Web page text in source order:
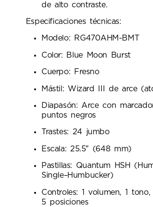
de alto contraste.
Especificaciones técnicas:
Modelo: RG470AHM-BMT
Color: Blue Moon Burst
Cuerpo: Fresno
Mástil: Wizard III de arce
Diapasón: Arce con
puntos negros
Trastes: 24 jumbo
Escala: 25.5″ (648 mm)
Pastillas: Quantum HSH
Single–Humbucker)
Controles: 1 volumen, 1
5 posiciones